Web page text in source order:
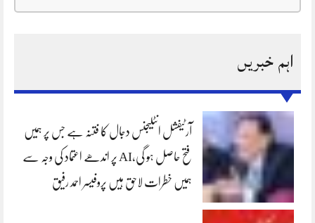
اہم خبریں
آرٹیفشل انٹلیجنس دجال کا فتنہ ہے جس پر ہمیں
فتح حاصل ہو گی،AI پر اندھے اعتماد کی وجہ سے
ہمیں خطرات لاحق ہیں پروفیسر احمد رفیق